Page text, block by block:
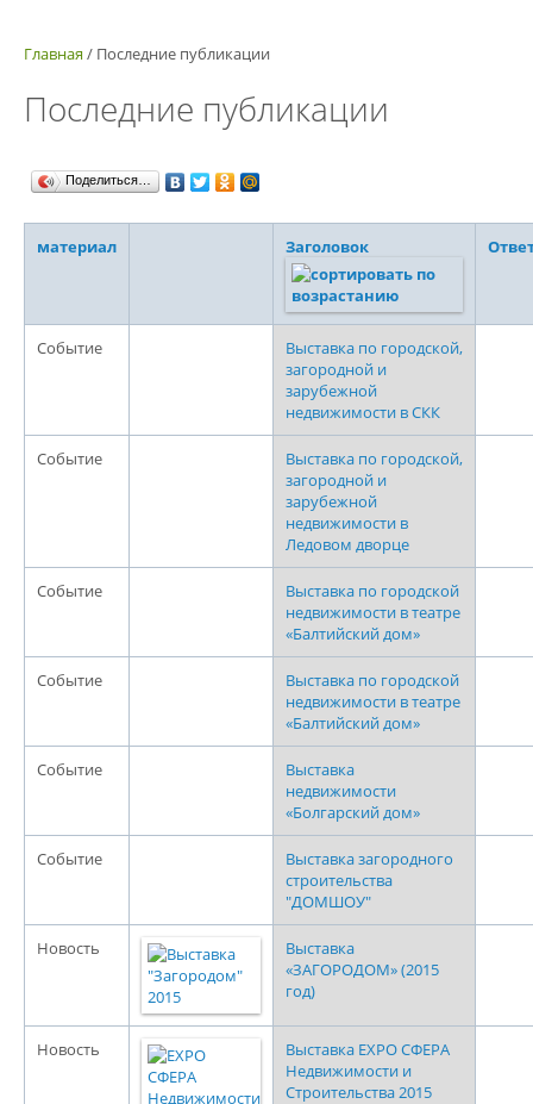
Главная / Последние публикации
Последние публикации
Поделиться…
материал Заголовок
Событие
Выставка по городской,
загородной и
зарубежной
недвижимости в СКК
Событие
Выставка по городской,
загородной и
зарубежной
недвижимости в
Ледовом дворце
Событие
Выставка по городской
недвижимости в театре
«Балтийский дом»
Событие
Выставка по городской
недвижимости в театре
«Балтийский дом»
Событие
Выставка
недвижимости
«Болгарский дом»
Событие
Выставка загородного
строительства
"ДОМШОУ"
Новость
Выставка
«ЗАГОРОДОМ» (2015
год)
Новость
Выставка EXPO СФЕРА
Недвижимости и
Строительства 2015